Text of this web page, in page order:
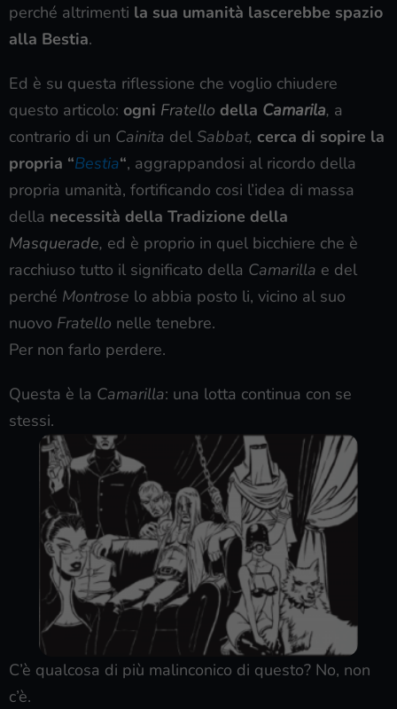
perché altrimenti la sua umanità lascerebbe spazio
alla Bestia.
Ed è su questa riflessione che voglio chiudere
questo articolo: ogni Fratello della Camarila, a
contrario di un Cainita del Sabbat, cerca di sopire la
propria “Bestia“, aggrappandosi al ricordo della
propria umanità, fortificando cosi l’idea di massa
della necessità della Tradizione della
Masquerade, ed è proprio in quel bicchiere che è
racchiuso tutto il significato della Camarilla e del
perché Montrose lo abbia posto li, vicino al suo
nuovo Fratello nelle tenebre.
Per non farlo perdere.
Questa è la Camarilla: una lotta continua con se
stessi.
C’è qualcosa di più malinconico di questo? No, non
c’è.